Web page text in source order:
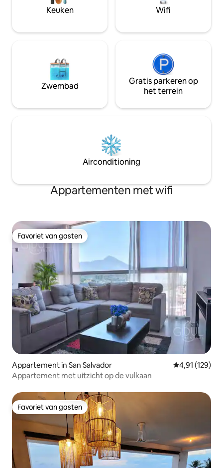
ontspannen.
Keuken Wifi
Zwembad
Gratis parkeren op
het terrein
Airconditioning
Appartementen met wifi
Favoriet van gasten
Favoriet van gasten
Appartement in San Salvador Gemiddelde
4,91 (129)
Appartement met uitzicht op de vulkaan
Favoriet van gasten
Favoriet van gasten